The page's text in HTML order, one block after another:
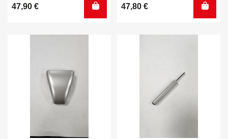
47,90 € 47,80 €